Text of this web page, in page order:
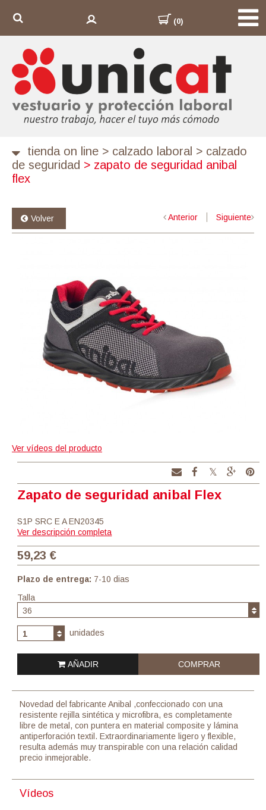
(0)
tienda on line > calzado laboral > calzado
de seguridad > zapato de seguridad anibal
flex
Volver Anterior Siguiente
Ver vídeos del producto
Zapato de seguridad anibal Flex
S1P SRC E A EN20345
Ver descripción completa
59,23 €
Plazo de entrega: 7-10 dias
Talla
36
1 unidades
AÑADIR COMPRAR
Novedad del fabricante Anibal ,confeccionado con una
resistente rejilla sintética y microfibra, es completamente
libre de metal, con puntera en material composite y lámina
antiperforación textil. Extraordinariamente ligero y flexible,
resulta además muy transpirable con una relación calidad
precio inmejorable.
Vídeos